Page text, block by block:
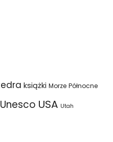
książki Morze Północne
Unesco USA Utah